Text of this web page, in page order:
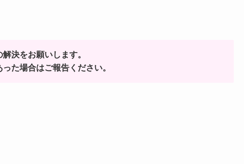
決をお願いします。
た場合はご報告ください。